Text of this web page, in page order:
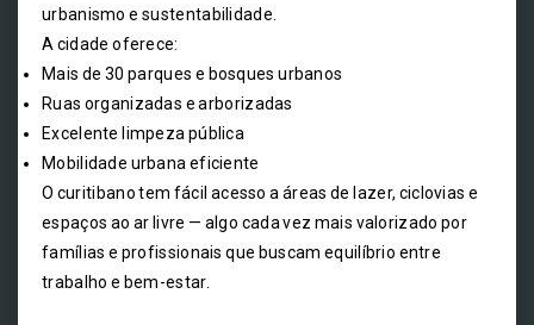
urbanismo e sustentabilidade.
A cidade oferece:
Mais de 30 parques e bosques urbanos
Ruas organizadas e arborizadas
Excelente limpeza pública
Mobilidade urbana eficiente
O curitibano tem fácil acesso a áreas de lazer, ciclovias e
espaços ao ar livre — algo cada vez mais valorizado por
famílias e profissionais que buscam equilíbrio entre
trabalho e bem-estar.